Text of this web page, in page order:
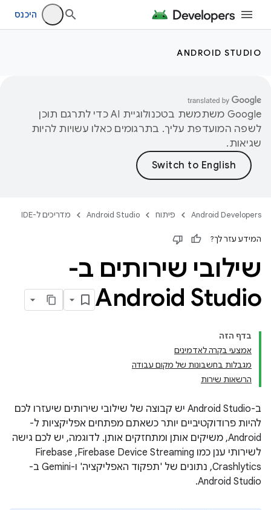
היכנס
ANDROID STUDIO
‫Google משתמשת בטכנולוגיית AI כדי לתרגם תוכן
לשפה המועדפת עליך. בתרגומים כאלו עשויות להיות
שגיאות.
Android Developers פיתוח Android Studio מדריכים ל-IDE
המידע עזר לך?
שילובי שירותים ב-
Android Studio
בדף הזה
אמצעי בקרה לאדמינים
מגבלות בחשבונות של מקום עבודה
הרשאות שירות
ב-Android Studio יש קבוצה של שילובי שירותים שיעזרו לכם
להיות פרודוקטיביים יותר כשאתם מפתחים אפליקציות ל-
Android, משיקים אותן ומתחזקים אותן. לדוגמה, יש לכם גישה
לשירותי ענן כמו Firebase Device Streaming,‏ Firebase
Crashlytics, נתונים של 'תפקוד האפליקציה' ו-Gemini ב-
Android Studio.